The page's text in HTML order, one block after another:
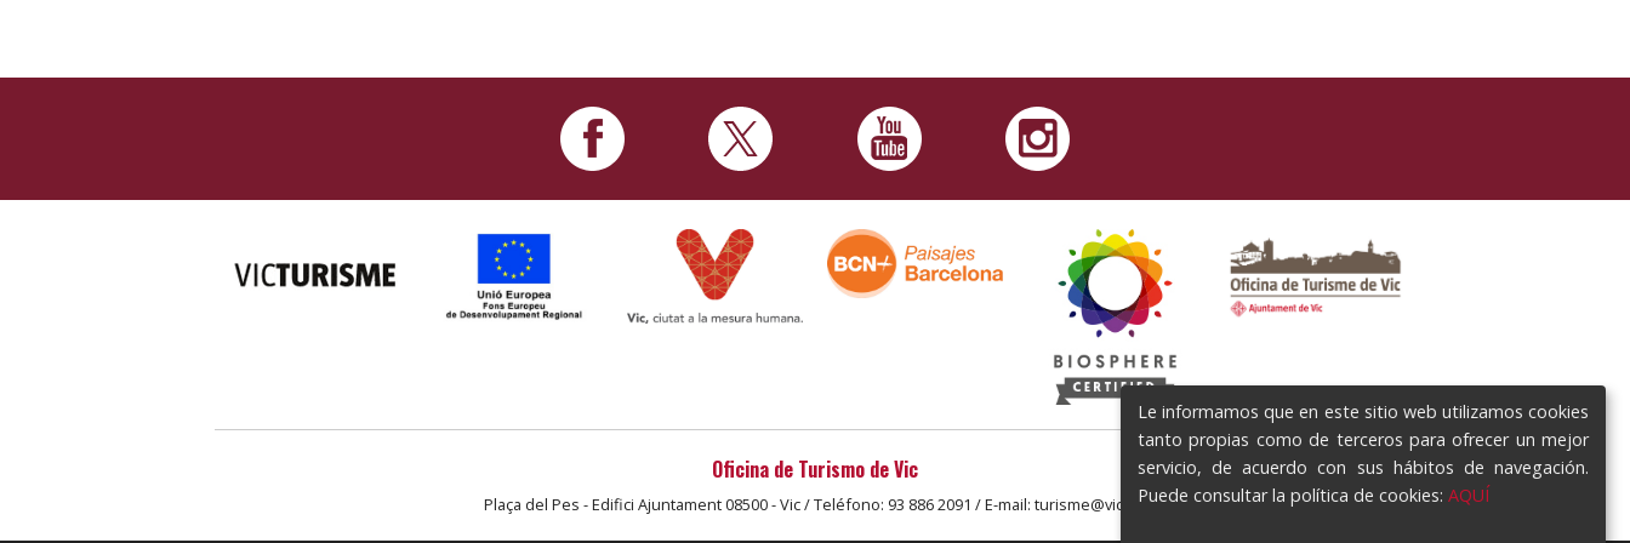
Oficina de Turismo de Vic
Plaça del Pes - Edifici Ajuntament 08500 - Vic / Teléfono: 93 886 2091 / E-mail: turisme@vic.cat
Le informamos que en este sitio web utilizamos cookies
tanto propias como de terceros para ofrecer un mejor
servicio, de acuerdo con sus hábitos de navegación.
Puede consultar la política de cookies: AQUÍ